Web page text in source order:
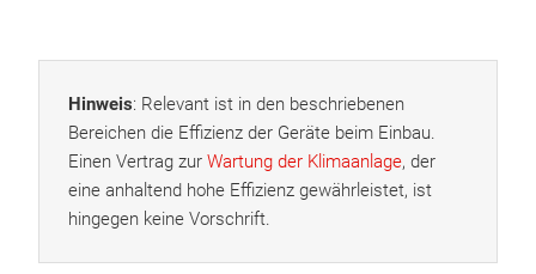
Hinweis: Relevant ist in den beschriebenen
Bereichen die Effizienz der Geräte beim Einbau.
Einen Vertrag zur Wartung der Klimaanlage, der
eine anhaltend hohe Effizienz gewährleistet, ist
hingegen keine Vorschrift.